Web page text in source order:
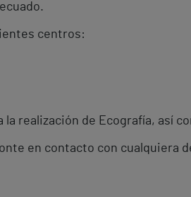
centros:
realización de Ecografía, así
en contacto con cualquiera